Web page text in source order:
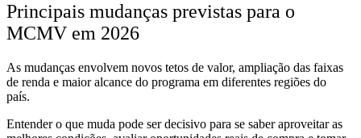
Principais mudanças previstas para o
MCMV em 2026
As mudanças envolvem novos tetos de valor, ampliação das faixas
de renda e maior alcance do programa em diferentes regiões do
país.
Entender o que muda pode ser decisivo para se saber aproveitar as